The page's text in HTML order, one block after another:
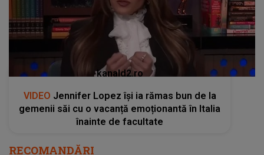
kanald2.ro
VIDEO Jennifer Lopez își ia rămas bun de la
gemenii săi cu o vacanță emoționantă în Italia
înainte de facultate
RECOMANDĂRI